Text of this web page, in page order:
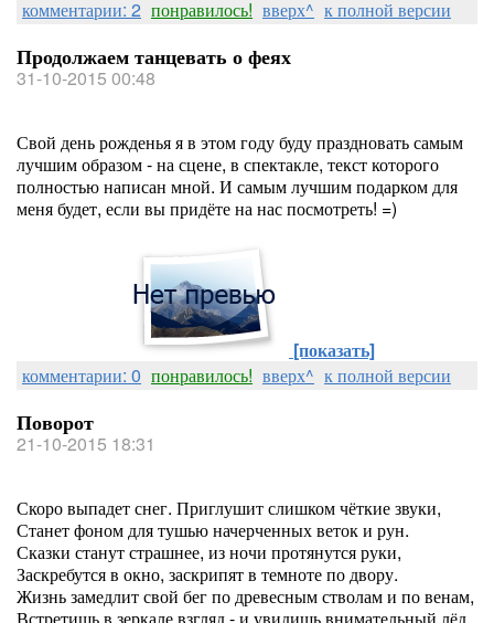
комментарии: 2 понравилось! вверх^ к полной версии
Продолжаем танцевать о феях
31-10-2015 00:48
Свой день рожденья я в этом году буду праздновать самым
лучшим образом - на сцене, в спектакле, текст которого
полностью написан мной. И самым лучшим подарком для
меня будет, если вы придёте на нас посмотреть! =)
[показать]
комментарии: 0 понравилось! вверх^ к полной версии
Поворот
21-10-2015 18:31
Скоро выпадет снег. Приглушит слишком чёткие звуки,
Станет фоном для тушью начерченных веток и рун.
Сказки станут страшнее, из ночи протянутся руки,
Заскребутся в окно, заскрипят в темноте по двору.
Жизнь замедлит свой бег по древесным стволам и по венам,